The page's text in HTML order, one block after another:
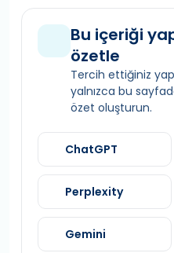
Bu içeriği
özetle
Tercih ettiğiniz
yalnızca bu
özet oluşturun.
ChatGPT
Perplexity
Gemini